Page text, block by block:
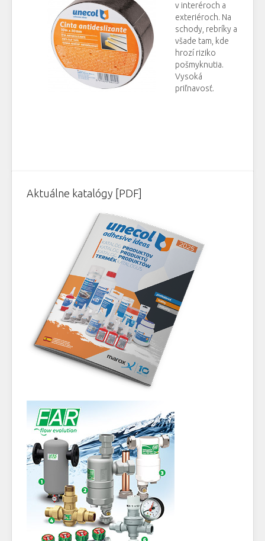
v interéroch a
exteriéroch. Na
schody, rebríky a
všade tam, kde
hrozí riziko
pošmyknutia.
Vysoká
priľnavosť.
Aktuálne katalógy [PDF]